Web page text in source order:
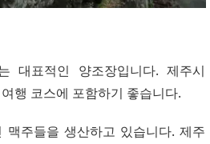
대표적인 양조장입니다. 제주시
행 코스에 포함하기 좋습니다.
주들을 생산하고 있습니다. 제주